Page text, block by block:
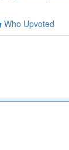
Who Upvoted